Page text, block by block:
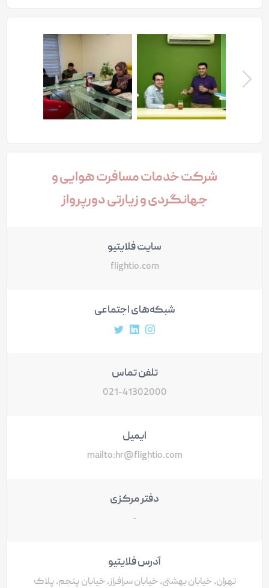
بعدی
شرکت خدمات مسافرت هوایی و
جهانگردی و زیارتی دورپرواز
سایت فلایتیو
flightio.com
شبکه‌های اجتماعی
آدرس پروفایل اینستاگرام
آدرس پروفایل لینکداین
آدرس پروفایل توییتر
تلفن تماس
021-41302000
ایمیل
mailto:hr@flightio.com
دفتر مرکزی
-
آدرس فلایتیو
تهران، خیابان بهشتی، خیابان سرافراز، خیابان پنجم، پلاک